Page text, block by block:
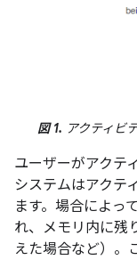
図 1. アクティビ
ユーザーがアクテ
システムはアクテ
ます。場合によっ
れ、メモリ内に残
えた場合など）。